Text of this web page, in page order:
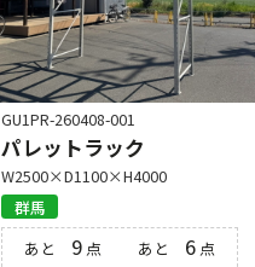
GU1PR-260408-001
パレットラック
W2500×D1100×H4000
群馬
あと 9 点 あと 6点